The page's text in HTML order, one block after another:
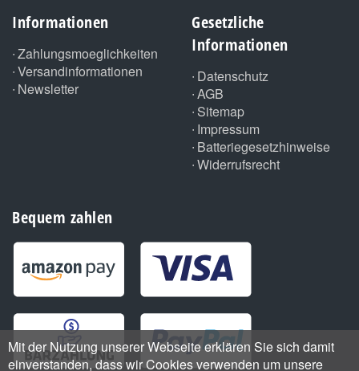
Informationen
Zahlungsmoeglichkeiten
Versandinformationen
Newsletter
Gesetzliche
Informationen
Datenschutz
AGB
Sitemap
Impressum
Batteriegesetzhinweise
Widerrufsrecht
Bequem zahlen
Mit der Nutzung unserer Webseite erklären Sie sich damit
einverstanden, dass wir Cookies verwenden um unsere